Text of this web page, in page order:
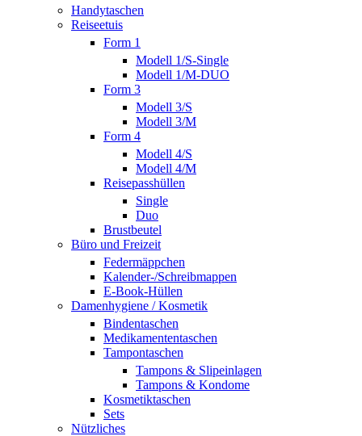
Handytaschen
Reiseetuis
Form 1
Modell 1/S-Single
Modell 1/M-DUO
Form 3
Modell 3/S
Modell 3/M
Form 4
Modell 4/S
Modell 4/M
Reisepasshüllen
Single
Duo
Brustbeutel
Büro und Freizeit
Federmäppchen
Kalender-/Schreibmappen
E-Book-Hüllen
Damenhygiene / Kosmetik
Bindentaschen
Medikamententaschen
Tampontaschen
Tampons & Slipeinlagen
Tampons & Kondome
Kosmetiktaschen
Sets
Nützliches